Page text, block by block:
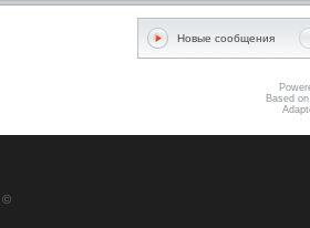
Новые сообщения
Based
©